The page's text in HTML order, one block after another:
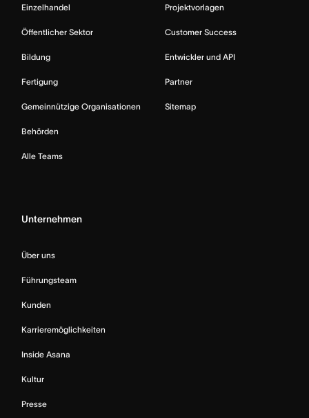
Einzelhandel
Öffentlicher Sektor
Bildung
Fertigung
Gemeinnützige Organisationen
Behörden
Alle Teams
Projektvorlagen
Customer Success
Entwickler und API
Partner
Sitemap
Unternehmen
Über uns
Führungsteam
Kunden
Karrieremöglichkeiten
Inside Asana
Kultur
Presse